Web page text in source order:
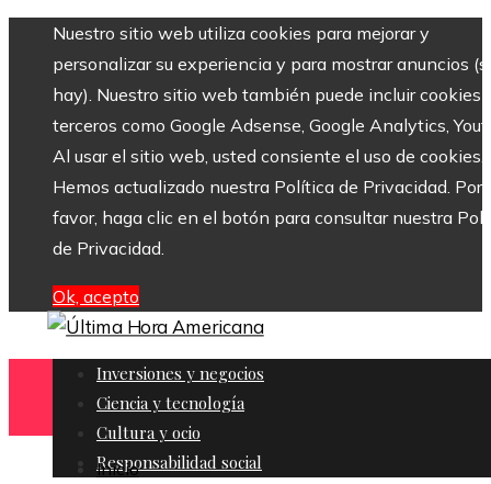
Nuestro sitio web utiliza cookies para mejorar y
personalizar su experiencia y para mostrar anuncios
hay). Nuestro sitio web también puede incluir cookies
terceros como Google Adsense, Google Analytics,
Al usar el sitio web, usted consiente el uso de cookies.
Hemos actualizado nuestra Política de Privacidad. Por
favor, haga clic en el botón para consultar nuestra
de Privacidad.
Ok, acepto
Inversiones y negocios
Ciencia y tecnología
Cultura y ocio
Responsabilidad social
Inicio